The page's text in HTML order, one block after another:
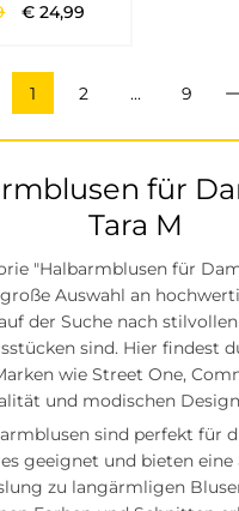
€24,99
1 2 ... 9
für
Tara M
"Halbarmblusen für
Auswahl an
der Suche nach
sind. Hier findest
wie Street One,
und modischen
sind perfekt für
geeignet und bieten
zu langärmligen